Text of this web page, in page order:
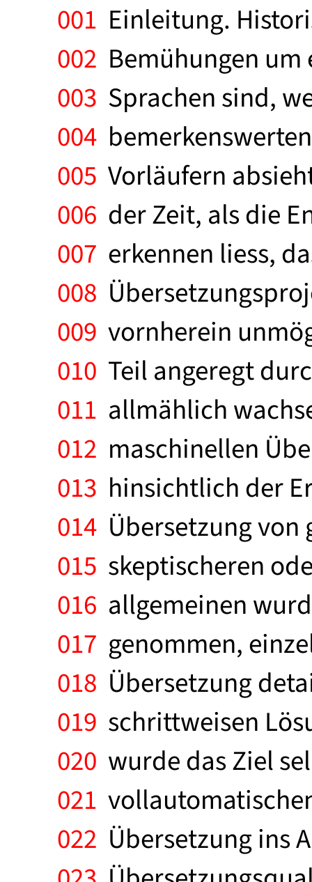
001 Einleitung.
002 Bemühungen
003 Sprachen sind,
004
005 Vorläufern
006 der Zeit, als die
007 erkennen liess,
008
009 vornherein
010 Teil angeregt
011 allmählich
012 maschinellen
013 hinsichtlich der
014 Übersetzung
015 skeptischeren
016 allgemeinen
017 genommen,
018 Übersetzung
019 schrittweisen
020 wurde das Ziel
021
022 Übersetzung ins